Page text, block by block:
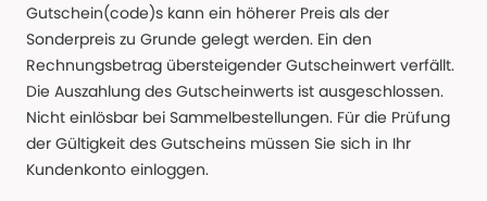
Gutschein(code)s kann ein höherer Preis als der
Sonderpreis zu Grunde gelegt werden. Ein den
Rechnungsbetrag übersteigender Gutscheinwert verfällt.
Die Auszahlung des Gutscheinwerts ist ausgeschlossen.
Nicht einlösbar bei Sammelbestellungen. Für die Prüfung
der Gültigkeit des Gutscheins müssen Sie sich in Ihr
Kundenkonto einloggen.